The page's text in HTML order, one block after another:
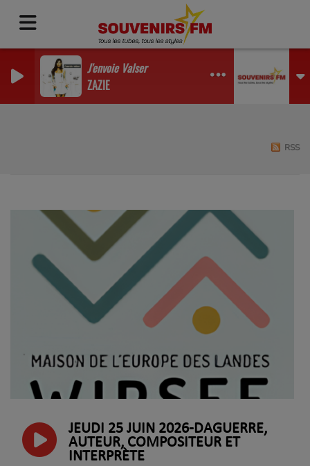
J'envoie Valser
ZAZIE
RSS
JEUDI 25 JUIN 2026-DAGUERRE,
AUTEUR, COMPOSITEUR ET
INTERPRÈTE